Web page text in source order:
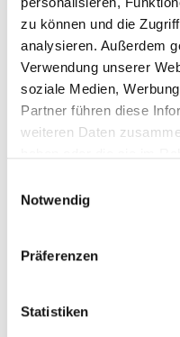
zu können und die
analysieren. Außerdem
Verwendung unserer
soziale Medien,
Partner führen diese
weiteren Daten
Notwendig
Präferenzen
Statistiken
Powerful
technology
Removable
bottle holder
Entire pump